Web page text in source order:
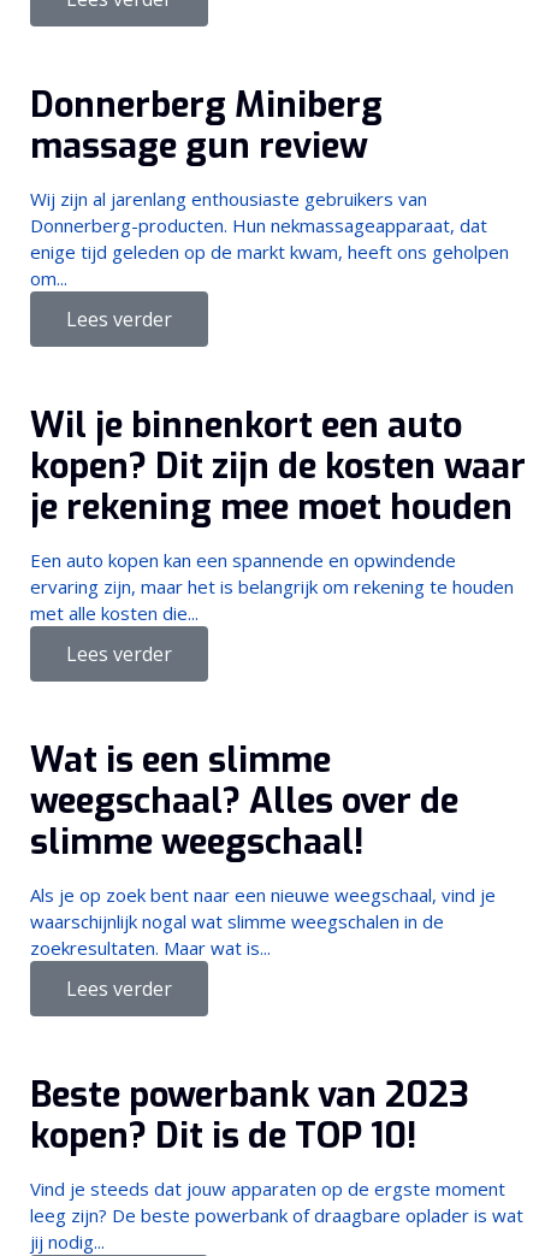
Donnerberg Miniberg
massage gun review
Wij zijn al jarenlang enthousiaste gebruikers van
Donnerberg-producten. Hun nekmassageapparaat, dat
enige tijd geleden op de markt kwam, heeft ons geholpen
om...
Lees verder
Wil je binnenkort een auto
kopen? Dit zijn de kosten waar
je rekening mee moet houden
Een auto kopen kan een spannende en opwindende
ervaring zijn, maar het is belangrijk om rekening te houden
met alle kosten die...
Lees verder
Wat is een slimme
weegschaal? Alles over de
slimme weegschaal!
Als je op zoek bent naar een nieuwe weegschaal, vind je
waarschijnlijk nogal wat slimme weegschalen in de
zoekresultaten. Maar wat is...
Lees verder
Beste powerbank van 2023
kopen? Dit is de TOP 10!
Vind je steeds dat jouw apparaten op de ergste moment
leeg zijn? De beste powerbank of draagbare oplader is wat
jij nodig...